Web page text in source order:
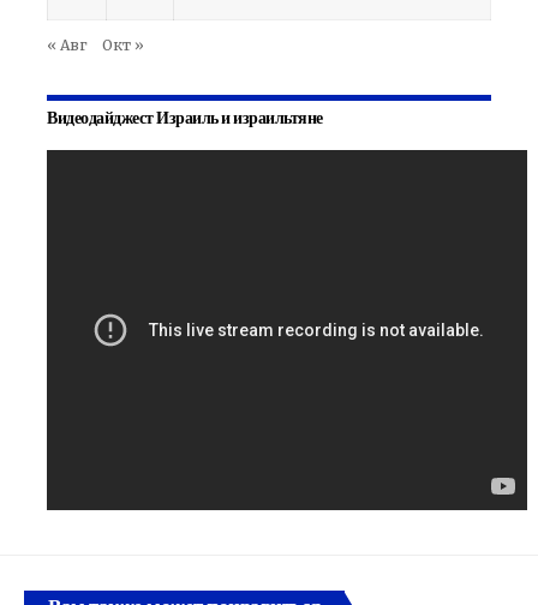
« Авг Окт »
Видеодайджест Израиль и израильтяне